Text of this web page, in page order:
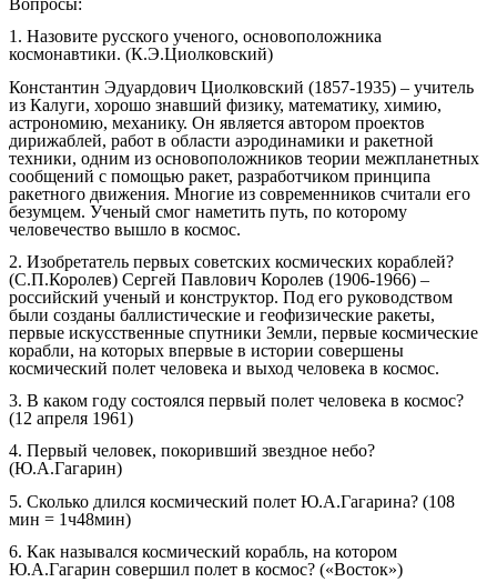
1. Назовите русского ученого, основоположника
космонавтики. (К.Э.Циолковский)
Константин Эдуардович Циолковский (1857-1935) – учитель
из Калуги, хорошо знавший физику, математику, химию,
астрономию, механику. Он является автором проектов
дирижаблей, работ в области аэродинамики и ракетной
техники, одним из основоположников теории межпланетных
сообщений с помощью ракет, разработчиком принципа
ракетного движения. Многие из современников считали его
безумцем. Ученый смог наметить путь, по которому
человечество вышло в космос.
2. Изобретатель первых советских космических кораблей?
(С.П.Королев) Сергей Павлович Королев (1906-1966) –
российский ученый и конструктор. Под его руководством
были созданы баллистические и геофизические ракеты,
первые искусственные спутники Земли, первые космические
корабли, на которых впервые в истории совершены
космический полет человека и выход человека в космос.
3. В каком году состоялся первый полет человека в космос?
(12 апреля 1961)
4. Первый человек, покоривший звездное небо?
(Ю.А.Гагарин)
5. Сколько длился космический полет Ю.А.Гагарина? (108
мин = 1ч48мин)
6. Как назывался космический корабль, на котором
Ю.А.Гагарин совершил полет в космос? («Восток»)